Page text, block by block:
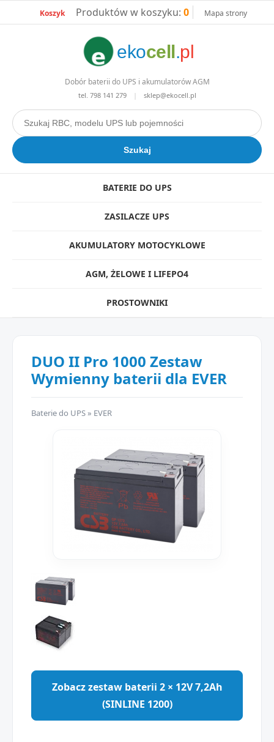
Koszyk Produktów w koszyku: 0 Mapa strony
ekocell.pl
Dobór baterii do UPS i akumulatorów AGM
tel. 798 141 279 | sklep@ekocell.pl
BATERIE DO UPS
ZASILACZE UPS
AKUMULATORY MOTOCYKLOWE
AGM, ŻELOWE I LIFEPO4
PROSTOWNIKI
DUO II Pro 1000 Zestaw
Wymienny baterii dla EVER
Baterie do UPS» EVER
Zobacz zestaw baterii 2 × 12V 7,2Ah
(SINLINE 1200)